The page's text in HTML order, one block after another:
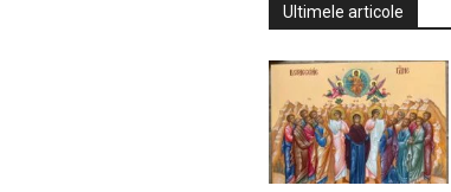
Ultimele articole